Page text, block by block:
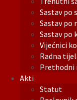
Sastav po
Sastav po
Sastav po
Vijećnici
Radna
Prethodni
Akti
Statut